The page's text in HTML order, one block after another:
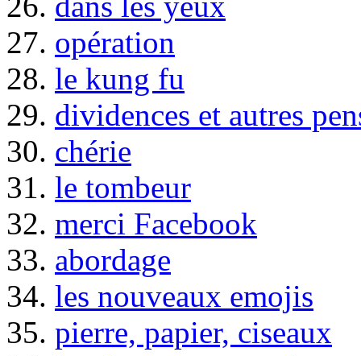
27. opération
28. le kung fu
29. dividences et autres
30. chérie
31. le tombeur
32. merci Facebook
33. abordage
34. les nouveaux emojis
35. pierre, papier, ciseaux